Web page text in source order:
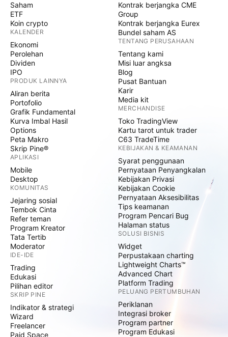
Saham
ETF
Koin crypto
KALENDER
Ekonomi
Perolehan
Dividen
IPO
PRODUK LAINNYA
Aliran berita
Portofolio
Grafik Fundamental
Kurva Imbal Hasil
Options
Peta Makro
Skrip Pine®
APLIKASI
Mobile
Desktop
KOMUNITAS
Jejaring sosial
Tembok Cinta
Refer teman
Program Kreator
Tata Tertib
Moderator
IDE-IDE
Trading
Edukasi
Pilihan editor
SKRIP PINE
Indikator & strategi
Wizard
Freelancer
Paid Space
Kontrak berjangka CME
Group
Kontrak berjangka Eurex
Bundel saham AS
TENTANG PERUSAHAAN
Tentang kami
Misi luar angksa
Blog
Pusat Bantuan
Karir
Media kit
MERCHANDISE
Toko TradingView
Kartu tarot untuk trader
C63 TradeTime
KEBIJAKAN & KEAMANAN
Syarat penggunaan
Pernyataan Penyangkalan
Kebijakan Privasi
Kebijakan Cookie
Pernyataan Aksesibilitas
Tips keamanan
Program Pencari Bug
Halaman status
SOLUSI BISNIS
Widget
Perpustakaan charting
Lightweight Charts™
Advanced Chart
Platform Trading
PELUANG PERTUMBUHAN
Periklanan
Integrasi broker
Program partner
Program Edukasi